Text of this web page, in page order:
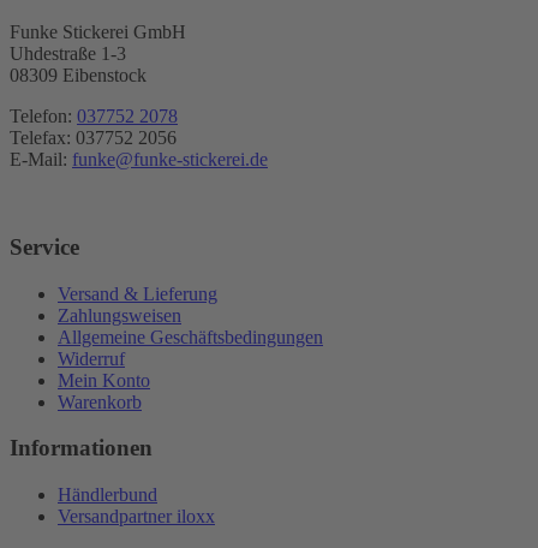
Funke Stickerei GmbH
Uhdestraße 1-3
08309 Eibenstock
Telefon: 037752 2078
Telefax: 037752 2056
E-Mail: funke@funke-stickerei.de
Service
Versand & Lieferung
Zahlungsweisen
Allgemeine Geschäftsbedingungen
Widerruf
Mein Konto
Warenkorb
Informationen
Händlerbund
Versandpartner iloxx